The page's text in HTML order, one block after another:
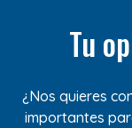
Tu
¿Nos quieres
importantes